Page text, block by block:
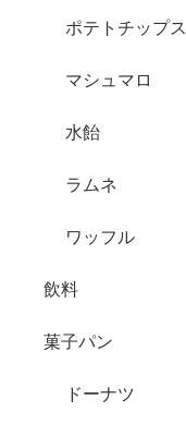
ポテトチップス
マシュマロ
水飴
ラムネ
ワッフル
飲料
菓子パン
ドーナツ